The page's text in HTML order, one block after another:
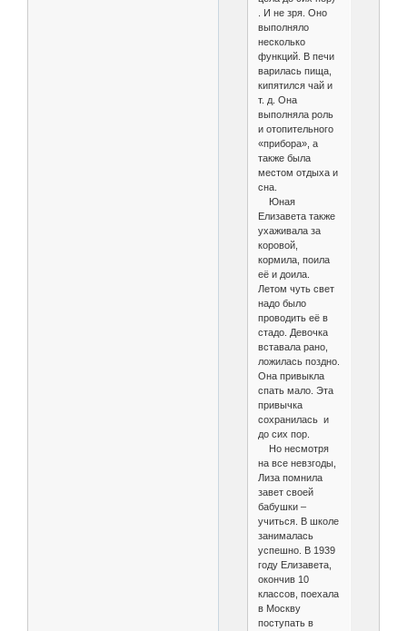
. И не зря. Оно
выполняло
несколько
функций. В печи
варилась пища,
кипятился чай и
т. д. Она
выполняла роль
и отопительного
«прибора», а
также была
местом отдыха и
сна.
Юная
Елизавета также
ухаживала за
коровой,
кормила, поила
её и доила.
Летом чуть свет
надо было
проводить её в
стадо. Девочка
вставала рано,
ложилась поздно.
Она привыкла
спать мало. Эта
привычка
сохранилась и
до сих пор.
Но несмотря
на все невзгоды,
Лиза помнила
завет своей
бабушки –
учиться. В школе
занималась
успешно. В 1939
году Елизавета,
окончив 10
классов, поехала
в Москву
поступать в